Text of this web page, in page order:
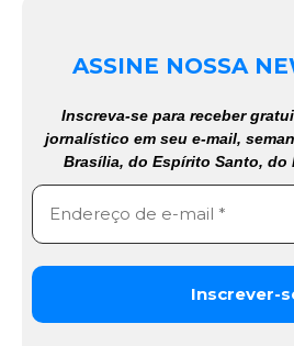
ASSINE NOSSA
Inscreva-se para receber
jornalístico em seu e-mail,
Brasília, do Espírito Santo, do